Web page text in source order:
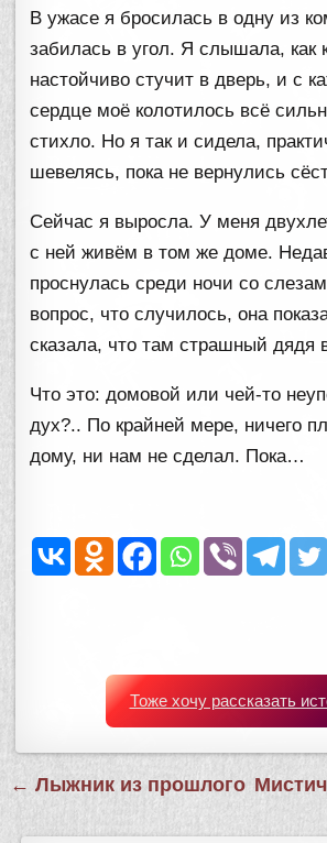
В ужасе я бросилась в одну из
забилась в угол. Я слышала, как
настойчиво стучит в дверь, и с
сердце моё колотилось всё
стихло. Но я так и сидела,
шевелясь, пока не вернулись
Сейчас я выросла. У меня
с ней живём в том же доме.
проснулась среди ночи со
вопрос, что случилось, она
сказала, что там страшный дядя
Что это: домовой или чей-то
дух?.. По крайней мере, ничего
дому, ни нам не сделал. Пока…
Тоже хочу рассказать
Навигация
по
записям
← Лыжник из прошлого